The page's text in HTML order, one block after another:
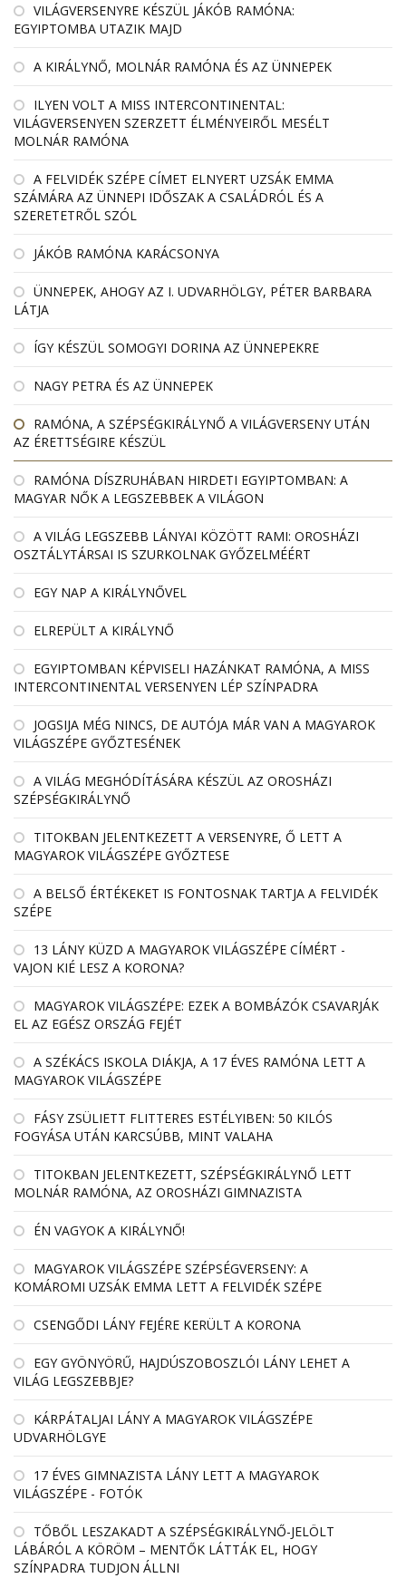
VILÁGVERSENYRE KÉSZÜL JÁKÓB RAMÓNA:
EGYIPTOMBA UTAZIK MAJD
A KIRÁLYNŐ, MOLNÁR RAMÓNA ÉS AZ ÜNNEPEK
ILYEN VOLT A MISS INTERCONTINENTAL:
VILÁGVERSENYEN SZERZETT ÉLMÉNYEIRŐL MESÉLT
MOLNÁR RAMÓNA
A FELVIDÉK SZÉPE CÍMET ELNYERT UZSÁK EMMA
SZÁMÁRA AZ ÜNNEPI IDŐSZAK A CSALÁDRÓL ÉS A
SZERETETRŐL SZÓL
JÁKÓB RAMÓNA KARÁCSONYA
ÜNNEPEK, AHOGY AZ I. UDVARHÖLGY, PÉTER BARBARA
LÁTJA
ÍGY KÉSZÜL SOMOGYI DORINA AZ ÜNNEPEKRE
NAGY PETRA ÉS AZ ÜNNEPEK
RAMÓNA, A SZÉPSÉGKIRÁLYNŐ A VILÁGVERSENY UTÁN
AZ ÉRETTSÉGIRE KÉSZÜL
RAMÓNA DÍSZRUHÁBAN HIRDETI EGYIPTOMBAN: A
MAGYAR NŐK A LEGSZEBBEK A VILÁGON
A VILÁG LEGSZEBB LÁNYAI KÖZÖTT RAMI: OROSHÁZI
OSZTÁLYTÁRSAI IS SZURKOLNAK GYŐZELMÉÉRT
EGY NAP A KIRÁLYNŐVEL
ELREPÜLT A KIRÁLYNŐ
EGYIPTOMBAN KÉPVISELI HAZÁNKAT RAMÓNA, A MISS
INTERCONTINENTAL VERSENYEN LÉP SZÍNPADRA
JOGSIJA MÉG NINCS, DE AUTÓJA MÁR VAN A MAGYAROK
VILÁGSZÉPE GYŐZTESÉNEK
A VILÁG MEGHÓDÍTÁSÁRA KÉSZÜL AZ OROSHÁZI
SZÉPSÉGKIRÁLYNŐ
TITOKBAN JELENTKEZETT A VERSENYRE, Ő LETT A
MAGYAROK VILÁGSZÉPE GYŐZTESE
A BELSŐ ÉRTÉKEKET IS FONTOSNAK TARTJA A FELVIDÉK
SZÉPE
13 LÁNY KÜZD A MAGYAROK VILÁGSZÉPE CÍMÉRT -
VAJON KIÉ LESZ A KORONA?
MAGYAROK VILÁGSZÉPE: EZEK A BOMBÁZÓK CSAVARJÁK
EL AZ EGÉSZ ORSZÁG FEJÉT
A SZÉKÁCS ISKOLA DIÁKJA, A 17 ÉVES RAMÓNA LETT A
MAGYAROK VILÁGSZÉPE
FÁSY ZSÜLIETT FLITTERES ESTÉLYIBEN: 50 KILÓS
FOGYÁSA UTÁN KARCSÚBB, MINT VALAHA
TITOKBAN JELENTKEZETT, SZÉPSÉGKIRÁLYNŐ LETT
MOLNÁR RAMÓNA, AZ OROSHÁZI GIMNAZISTA
ÉN VAGYOK A KIRÁLYNŐ!
MAGYAROK VILÁGSZÉPE SZÉPSÉGVERSENY: A
KOMÁROMI UZSÁK EMMA LETT A FELVIDÉK SZÉPE
CSENGŐDI LÁNY FEJÉRE KERÜLT A KORONA
EGY GYÖNYÖRŰ, HAJDÚSZOBOSZLÓI LÁNY LEHET A
VILÁG LEGSZEBBJE?
KÁRPÁTALJAI LÁNY A MAGYAROK VILÁGSZÉPE
UDVARHÖLGYE
17 ÉVES GIMNAZISTA LÁNY LETT A MAGYAROK
VILÁGSZÉPE - FOTÓK
TŐBŐL LESZAKADT A SZÉPSÉGKIRÁLYNŐ-JELÖLT
LÁBÁRÓL A KÖRÖM – MENTŐK LÁTTÁK EL, HOGY
SZÍNPADRA TUDJON ÁLLNI